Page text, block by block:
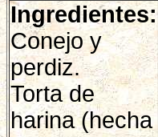
Ingredientes:
Conejo y
perdiz.
Torta de
harina (hecha